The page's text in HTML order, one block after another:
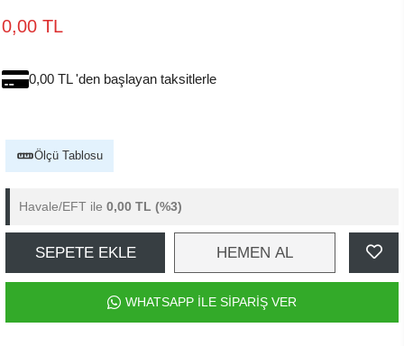
0,00 TL
0,00 TL 'den başlayan taksitlerle
Ölçü Tablosu
Havale/EFT ile 0,00 TL (%3)
SEPETE EKLE HEMEN AL
WHATSAPP İLE SİPARİŞ VER